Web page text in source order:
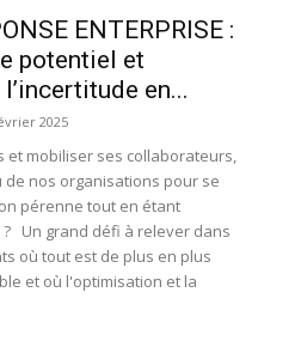
ENTERPRISE :
potentiel et
en...
2025
et mobiliser ses collaborateurs,
de nos organisations pour se
pérenne tout en étant
Un grand défi à relever dans
où tout est de plus en plus
et où l'optimisation et la